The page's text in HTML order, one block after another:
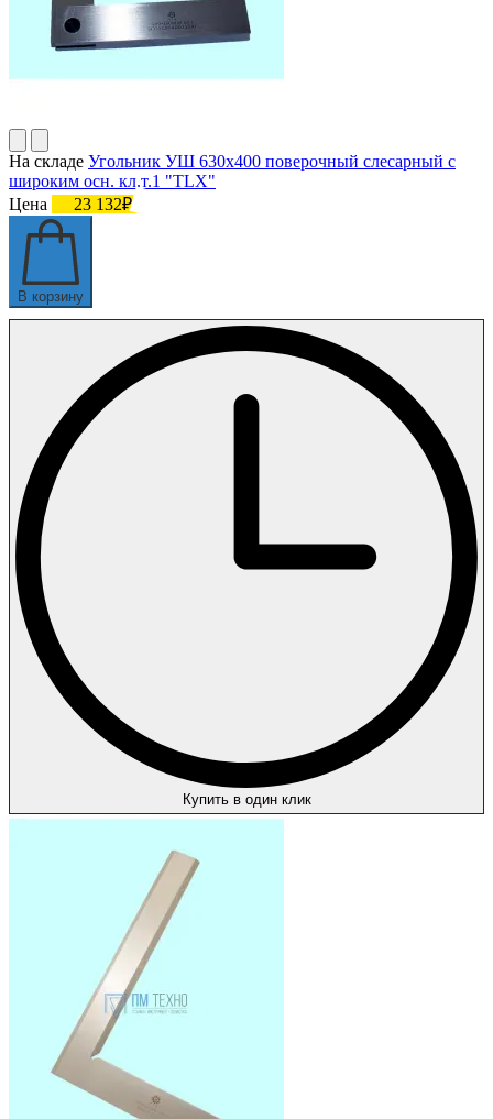
На складе Угольник УШ 630х400 поверочный слесарный с
широким осн. кл.т.1 "TLX"
Цена
23 132₽
В корзину
Купить в один клик